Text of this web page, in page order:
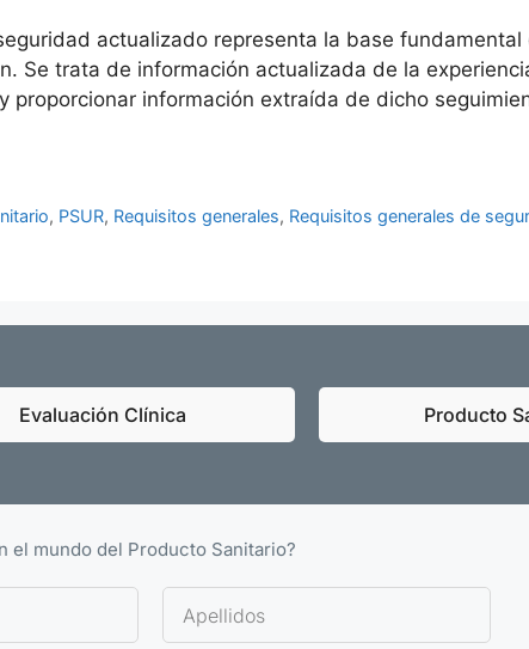
actualizado representa la base
Se trata de información actualizada de la
información extraída de dicho
, PSUR, Requisitos generales, Requisitos generales de
Evaluación Clínica Producto
el mundo del Producto Sanitario?